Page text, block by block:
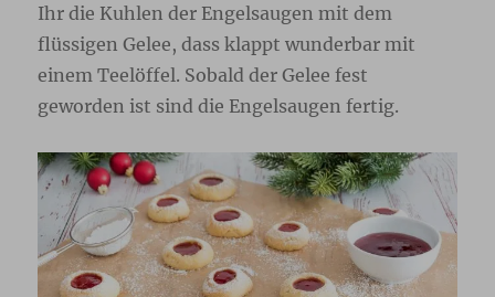
Ihr die Kuhlen der Engelsaugen mit dem
flüssigen Gelee, dass klappt wunderbar mit
einem Teelöffel. Sobald der Gelee fest
geworden ist sind die Engelsaugen fertig.